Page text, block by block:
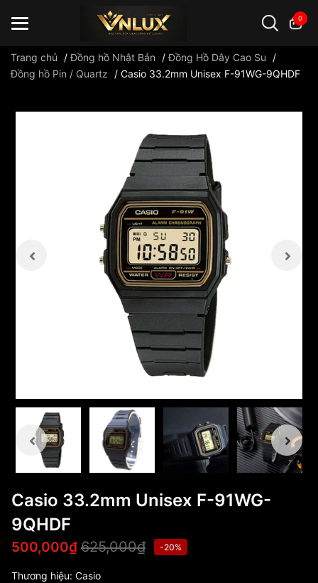
0
Trang chủ /Đồng hồ Nhật Bản /Đồng Hồ Dây Cao Su
/
Đồng hồ Pin / Quartz
/ Casio 33.2mm Unisex F-91WG-9QHDF
Casio 33.2mm Unisex F-91WG-
9QHDF
500,000₫ 625,000₫ -20%
Thương hiệu: Casio